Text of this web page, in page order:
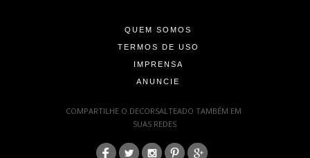
QUEM SOMOS
TERMOS DE USO
IMPRENSA
ANUNCIE
COMPARTILHE O DECORSALTEADO TAMBÉM EM
SUAS REDES